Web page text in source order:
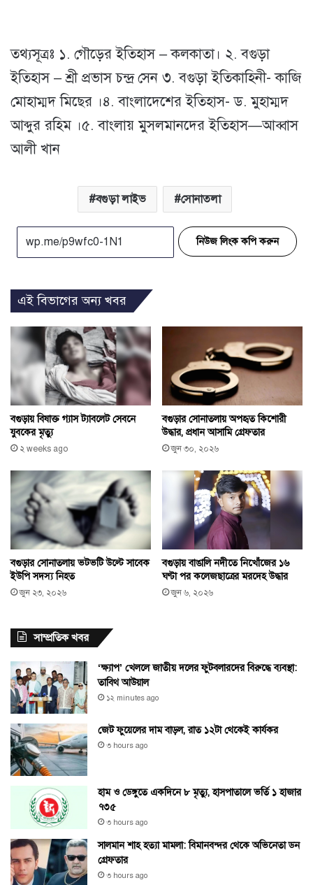
তথ্যসূত্রঃ ১. গৌড়ের ইতিহাস – কলকাতা। ২. বগুড়া
ইতিহাস – শ্রী প্রভাস চন্দ্র সেন ৩. বগুড়া ইতিকাহিনী- কাজি
মোহাম্মদ মিছের ।৪. বাংলাদেশের ইতিহাস- ড. মুহাম্মদ
আব্দুর রহিম ।৫. বাংলায় মুসলমানদের ইতিহাস—আব্বাস
আলী খান
বগুড়া লাইভ সোনাতলা
নিউজ লিংক কপি করুন
এই বিভাগের অন্য খবর
বগুড়ায় বিষাক্ত গ্যাস ট্যাবলেট সেবনে
যুবকের মৃত্যু
২ weeks ago
বগুড়ার সোনাতলায় অপহৃত কিশোরী
উদ্ধার, প্রধান আসামি গ্রেফতার
জুন ৩০, ২০২৬
বগুড়ার সোনাতলায় ভটভটি উল্টে সাবেক
ইউপি সদস্য নিহত
জুন ২৩, ২০২৬
বগুড়ায় বাঙালি নদীতে নিখোঁজের ১৬
ঘণ্টা পর কলেজছাত্রের মরদেহ উদ্ধার
জুন ৬, ২০২৬
সাম্প্রতিক খবর
‘ক্ষ্যাপ’ খেললে জাতীয় দলের ফুটবলারদের বিরুদ্ধে ব্যবস্থা:
তাবিথ আউয়াল
১২ minutes ago
জেট ফুয়েলের দাম বাড়ল, রাত ১২টা থেকেই কার্যকর
৩ hours ago
হাম ও ডেঙ্গুতে একদিনে ৮ মৃত্যু, হাসপাতালে ভর্তি ১ হাজার
৭৩৫
৩ hours ago
সালমান শাহ হত্যা মামলা: বিমানবন্দর থেকে অভিনেতা ডন
গ্রেফতার
৩ hours ago